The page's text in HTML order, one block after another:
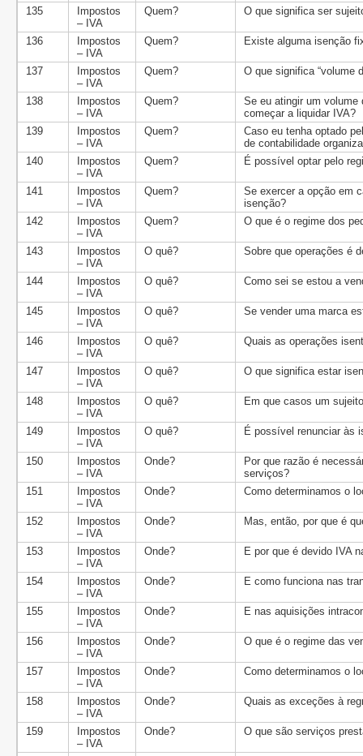
135
Impostos
– IVA
Quem? O que significa ser
136
Impostos
– IVA
Quem? Existe alguma isenção
137
Impostos
– IVA
Quem? O que significa “volume
138
Impostos
– IVA
Quem?
Se eu atingir um volume
começar a liquidar IVA?
139
Impostos
– IVA
Quem?
Caso eu tenha optado
de contabilidade
140
Impostos
– IVA
Quem? É possível optar pelo
141
Impostos
– IVA
Quem?
Se exercer a opção em
isenção?
142
Impostos
– IVA
Quem? O que é o regime dos
143
Impostos
– IVA
O quê? Sobre que operações é
144
Impostos
– IVA
O quê? Como sei se estou a
145
Impostos
– IVA
O quê? Se vender uma marca
146
Impostos
– IVA
O quê? Quais as operações
147
Impostos
– IVA
O quê? O que significa estar
148
Impostos
– IVA
O quê? Em que casos um
149
Impostos
– IVA
O quê? É possível renunciar às
150
Impostos
– IVA
Onde?
Por que razão é
serviços?
151
Impostos
– IVA
Onde? Como determinamos o
152
Impostos
– IVA
Onde? Mas, então, por que é
153
Impostos
– IVA
Onde? E por que é devido IVA
154
Impostos
– IVA
Onde? E como funciona nas
155
Impostos
– IVA
Onde? E nas aquisições
156
Impostos
– IVA
Onde? O que é o regime das
157
Impostos
– IVA
Onde? Como determinamos o
158
Impostos
– IVA
Onde? Quais as exceções à
159
Impostos
– IVA
Onde? O que são serviços